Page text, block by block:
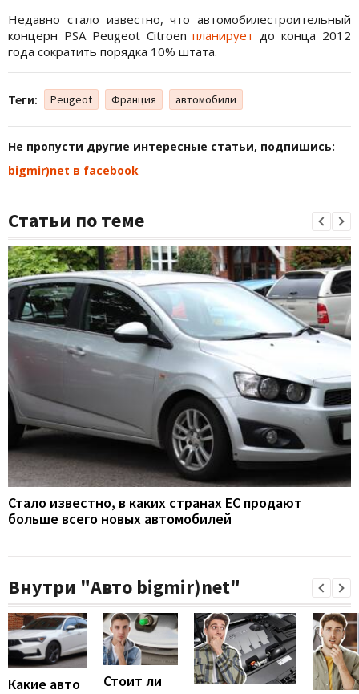
Недавно стало известно, что автомобилестроительный
концерн PSA Peugeot Citroenпланирует до конца 2012
года сократить порядка 10% штата.
Теги: Peugeot Франция автомобили
Не пропусти другие интересные статьи, подпишись:
bigmir)net в facebook
Статьи по теме
Стало известно, в каких странах ЕС продают
больше всего новых автомобилей
Внутри "Авто bigmir)net"
Какие авто
Стоит ли